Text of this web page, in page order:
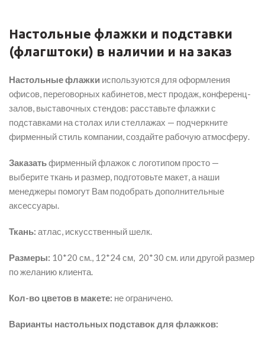
Настольные флажки и подставки
(флагштоки) в наличии и на заказ
Настольные флажки используются для оформления
офисов, переговорных кабинетов, мест продаж, конференц-
залов, выставочных стендов: расставьте флажки с
подставками на столах или стеллажах — подчеркните
фирменный стиль компании, создайте рабочую атмосферу.
Заказатьфирменный флажок с логотипом просто —
выберите ткань и размер, подготовьте макет, а наши
менеджеры помогут Вам подобрать дополнительные
аксессуары.
Ткань: атлас, искусственный шелк.
Размеры: 10*20 см., 12*24 см, 20*30 см. или другой размер
по желанию клиента.
Кол-во цветов в макете: не ограничено.
Варианты настольных подставок для флажков: